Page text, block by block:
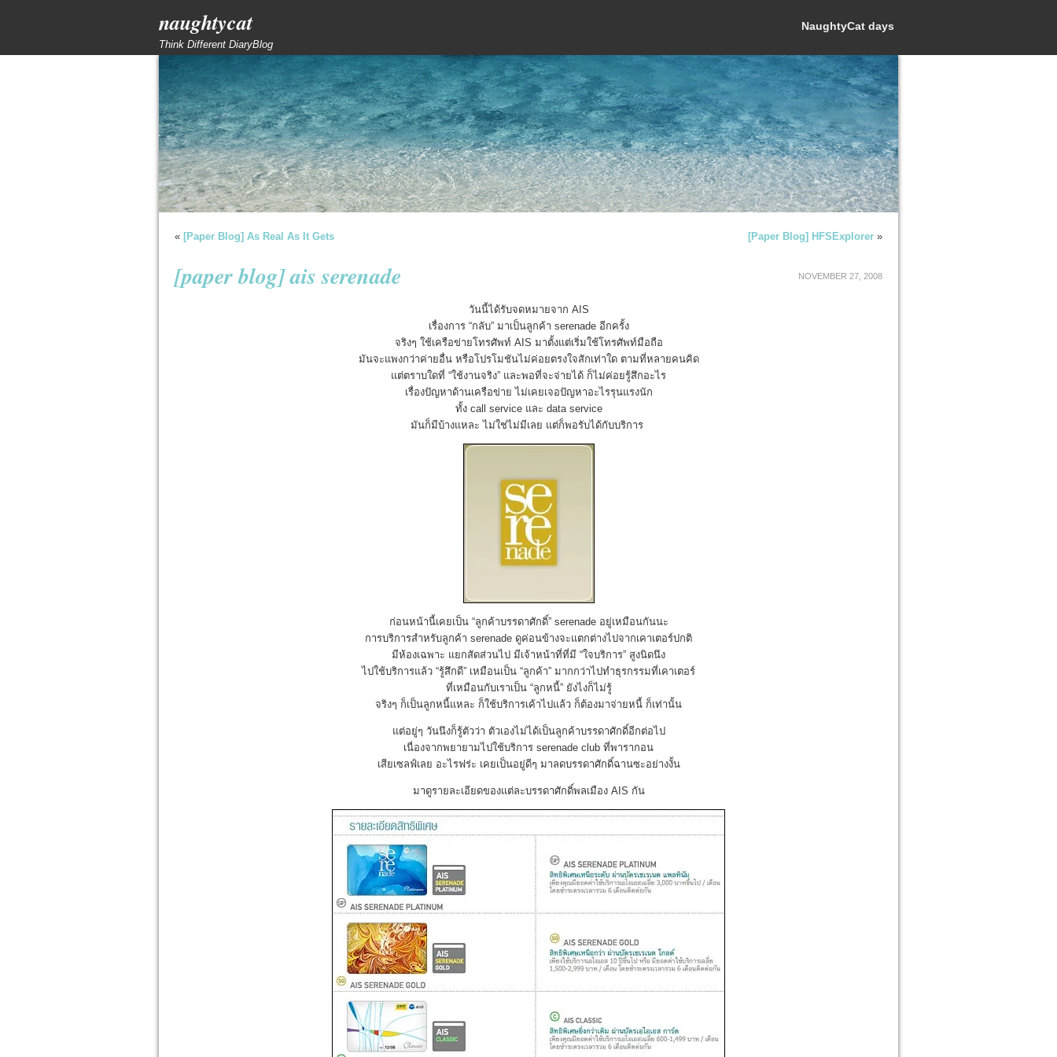
naughtycat
Think Different DiaryBlog
NaughtyCat days
« [Paper Blog] As Real As It Gets [Paper Blog] HFSExplorer »
[paper blog] ais serenade NOVEMBER 27, 2008
วันนี้ได้รับจดหมายจาก AIS
เรื่องการ “กลับ” มาเป็นลูกค้า serenade อีกครั้ง
จริงๆ ใช้เครือข่ายโทรศัพท์ AIS มาตั้งแต่เริ่มใช้โทรศัพท์มือถือ
มันจะแพงกว่าค่ายอื่น หรือโปรโมชันไม่ค่อยตรงใจสักเท่าใด ตามที่หลายคนคิด
แต่ตราบใดที่ “ใช้งานจริง” และพอที่จะจ่ายได้ ก็ไม่ค่อยรู้สึกอะไร
เรื่องปัญหาด้านเครือข่าย ไม่เคยเจอปัญหาอะไรรุนแรงนัก
ทั้ง call service และ data service
มันก็มีบ้างแหละ ไม่ใช่ไม่มีเลย แต่ก็พอรับได้กับบริการ
ก่อนหน้านี้เคยเป็น “ลูกค้าบรรดาศักดิ์” serenade อยู่เหมือนกันนะ
การบริการสำหรับลูกค้า serenade ดูค่อนข้างจะแตกต่างไปจากเคาเตอร์ปกติ
มีห้องเฉพาะ แยกสัดส่วนไป มีเจ้าหน้าที่ที่มี “ใจบริการ” สูงนิดนึง
ไปใช้บริการแล้ว “รู้สึกดี” เหมือนเป็น “ลูกค้า” มากกว่าไปทำธุรกรรมที่เคาเตอร์
ที่เหมือนกับเราเป็น “ลูกหนี้” ยังไงก็ไม่รู้
จริงๆ ก็เป็นลูกหนี้แหละ ก็ใช้บริการเค้าไปแล้ว ก็ต้องมาจ่ายหนี้ ก็เท่านั้น
แต่อยู่ๆ วันนึงก็รู้ตัวว่า ตัวเองไม่ได้เป็นลูกค้าบรรดาศักดิ์อีกต่อไป
เนื่องจากพยายามไปใช้บริการ serenade club ที่พารากอน
เสียเซลฟ์เลย อะไรฟร่ะ เคยเป็นอยู่ดีๆ มาลดบรรดาศักดิ์ฉานซะอย่างงั้น
มาดูรายละเอียดของแต่ละบรรดาศักดิ์พลเมือง AIS กัน